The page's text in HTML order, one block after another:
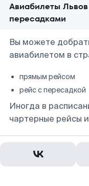
Авиабилеты
пересадками
Вы можете
авиабилетом в
прямым рейсом
рейс с пересадкой
Иногда в
чартерные рейсы